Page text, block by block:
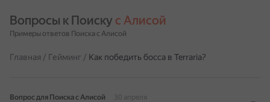
Вопросы к Поиску с Алисой
Примеры ответов Поиска с Алисой
Главная / Гейминг / Как победить босса в Terraria?
Вопрос для Поиска с Алисой
30 апреля